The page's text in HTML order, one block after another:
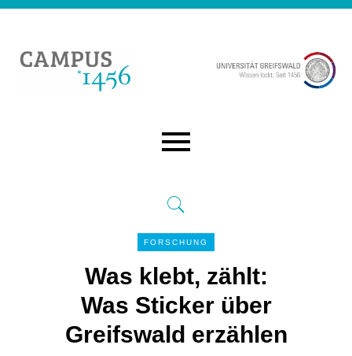
FORSCHUNG
Was klebt, zählt:
Was Sticker über
Greifswald erzählen